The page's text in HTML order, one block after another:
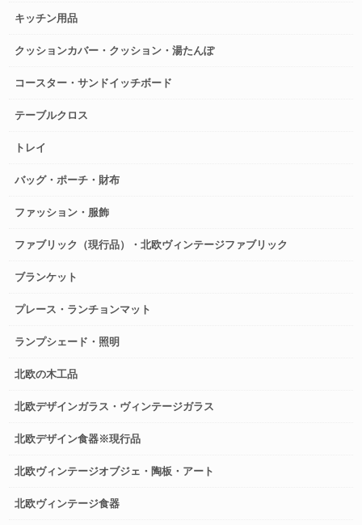
キッチン用品
クッションカバー・クッション・湯たんぽ
コースター・サンドイッチボード
テーブルクロス
トレイ
バッグ・ポーチ・財布
ファッション・服飾
ファブリック（現行品）・北欧ヴィンテージファブリック
ブランケット
プレース・ランチョンマット
ランプシェード・照明
北欧の木工品
北欧デザインガラス・ヴィンテージガラス
北欧デザイン食器※現行品
北欧ヴィンテージオブジェ・陶板・アート
北欧ヴィンテージ食器